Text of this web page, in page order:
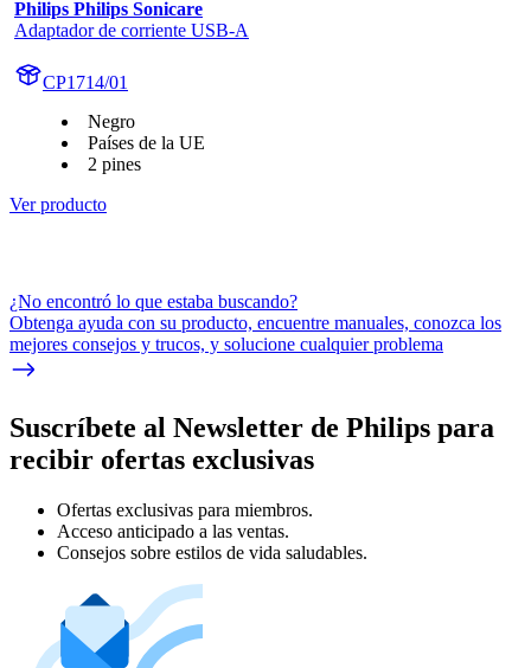
Philips Philips Sonicare
Adaptador de corriente USB-A
CP1714/01
Negro
Países de la UE
2 pines
Ver producto
¿No encontró lo que estaba buscando?
Obtenga ayuda con su producto, encuentre manuales, conozca los
mejores consejos y trucos, y solucione cualquier problema
Suscríbete al Newsletter de Philips para
recibir ofertas exclusivas
Ofertas exclusivas para miembros.
Acceso anticipado a las ventas.
Consejos sobre estilos de vida saludables.